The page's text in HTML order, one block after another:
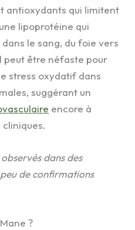
antioxydants qui limitent
lipoprotéine qui
le sang, du foie vers
peut être néfaste pour
stress oxydatif dans
suggérant un
encore à
dans des
de confirmations
?